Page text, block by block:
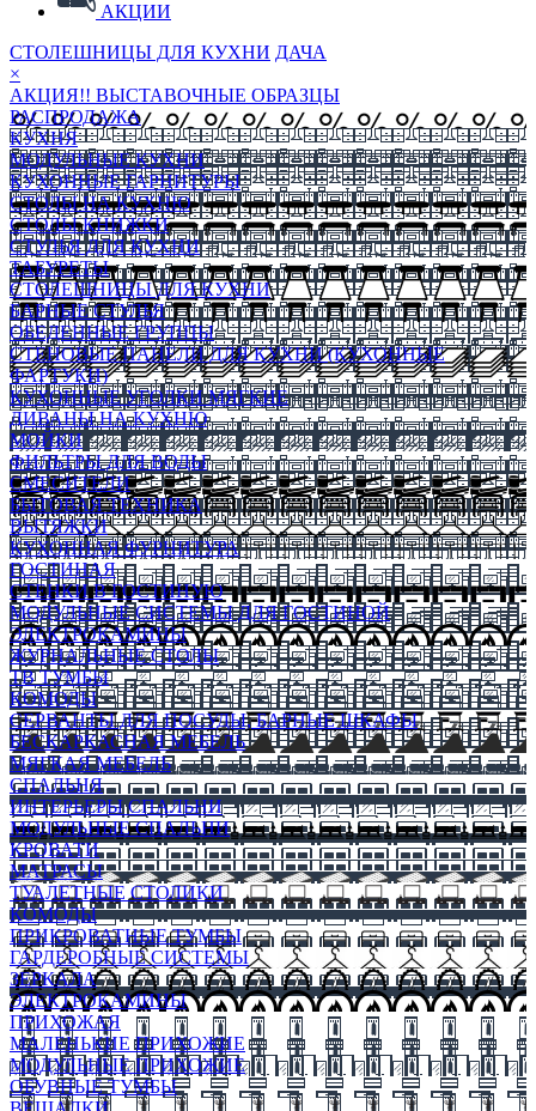
АКЦИИ
СТОЛЕШНИЦЫ ДЛЯ КУХНИ ДАЧА
×
АКЦИЯ!! ВЫСТАВОЧНЫЕ ОБРАЗЦЫ
РАСПРОДАЖА
КУХНЯ
МОДУЛЬНЫЕ КУХНИ
КУХОННЫЕ ГАРНИТУРЫ
СТОЛЫ НА КУХНЮ
СТОЛЫ КНИЖКИ
СТУЛЬЯ ДЛЯ КУХНИ
ТАБУРЕТЫ
СТОЛЕШНИЦЫ ДЛЯ КУХНИ
БАРНЫЕ СТУЛЬЯ
ОБЕДЕННЫЕ ГРУППЫ
СТЕНОВЫЕ ПАНЕЛИ ДЛЯ КУХНИ (КУХОННЫЕ
ФАРТУКИ)
КУХОННЫЕ УГОЛКИ МЯГКИЕ
ДИВАНЫ НА КУХНЮ
МОЙКИ
ФИЛЬТРЫ ДЛЯ ВОДЫ
СМЕСИТЕЛИ
БЫТОВАЯ ТЕХНИКА
ВЫТЯЖКИ
КУХОННАЯ ФУРНИТУРА
ГОСТИНАЯ
СТЕНКИ В ГОСТИНУЮ
МОДУЛЬНЫЕ СИСТЕМЫ ДЛЯ ГОСТИНОЙ
ЭЛЕКТРОКАМИНЫ
ЖУРНАЛЬНЫЕ СТОЛЫ
ТВ ТУМБЫ
КОМОДЫ
СЕРВАНТЫ ДЛЯ ПОСУДЫ, БАРНЫЕ ШКАФЫ
БЕСКАРКАСНАЯ МЕБЕЛЬ
МЯГКАЯ МЕБЕЛЬ
СПАЛЬНЯ
ИНТЕРЬЕРЫ СПАЛЬНИ
МОДУЛЬНЫЕ СПАЛЬНИ
КРОВАТИ
МАТРАСЫ
ТУАЛЕТНЫЕ СТОЛИКИ
КОМОДЫ
ПРИКРОВАТНЫЕ ТУМБЫ
ГАРДЕРОБНЫЕ СИСТЕМЫ
ЗЕРКАЛА
ЭЛЕКТРОКАМИНЫ
ПРИХОЖАЯ
МАЛЕНЬКИЕ ПРИХОЖИЕ
МОДУЛЬНЫЕ ПРИХОЖИЕ
ОБУВНЫЕ ТУМБЫ